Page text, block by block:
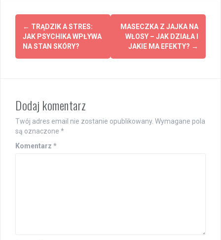
Post
navigation
← TRĄDZIK A STRES:
JAK PSYCHIKA WPŁYWA
NA STAN SKÓRY?
MASECZKA Z JAJKA NA
WŁOSY – JAK DZIAŁA I
JAKIE MA EFEKTY? →
Dodaj komentarz
Twój adres email nie zostanie opublikowany. Wymagane pola
są oznaczone *
Komentarz *